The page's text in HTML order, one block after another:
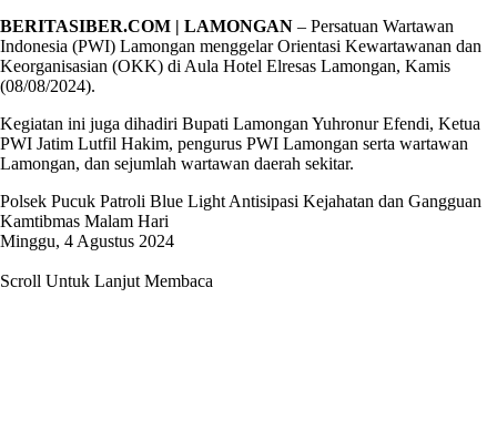
BERITASIBER.COM | LAMONGAN – Persatuan Wartawan
Indonesia (PWI) Lamongan menggelar Orientasi Kewartawanan dan
Keorganisasian (OKK) di Aula Hotel Elresas Lamongan, Kamis
(08/08/2024).
Kegiatan ini juga dihadiri Bupati Lamongan Yuhronur Efendi, Ketua
PWI Jatim Lutfil Hakim, pengurus PWI Lamongan serta wartawan
Lamongan, dan sejumlah wartawan daerah sekitar.
Polsek Pucuk Patroli Blue Light Antisipasi Kejahatan dan Gangguan
Kamtibmas Malam Hari
Minggu, 4 Agustus 2024
Scroll Untuk Lanjut Membaca